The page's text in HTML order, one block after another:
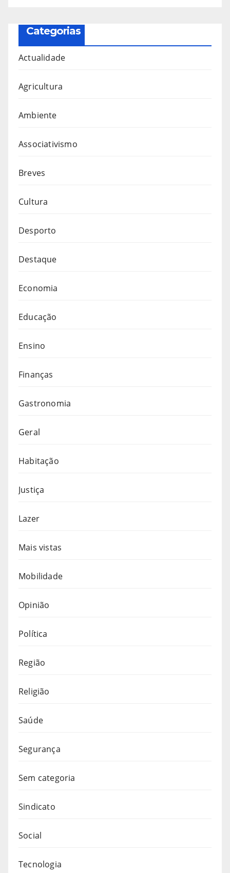
Categorias
Actualidade
Agricultura
Ambiente
Associativismo
Breves
Cultura
Desporto
Destaque
Economia
Educação
Ensino
Finanças
Gastronomia
Geral
Habitação
Justiça
Lazer
Mais vistas
Mobilidade
Opinião
Política
Região
Religião
Saúde
Segurança
Sem categoria
Sindicato
Social
Tecnologia